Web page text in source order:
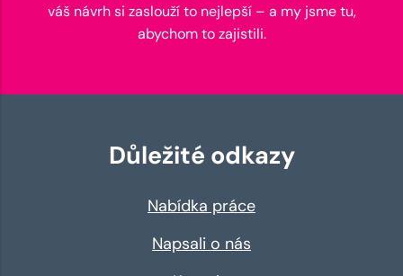
váš návrh si zaslouží to nejlepší – a my jsme tu,
abychom to zajistili.
Důležité odkazy
Nabídka práce
Napsali o nás